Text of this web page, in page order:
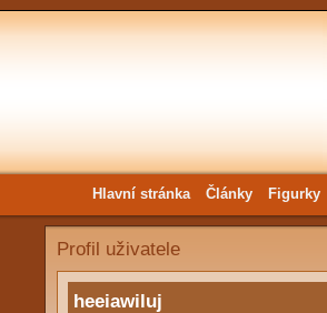
Hlavní stránka Články Figurky
Profil uživatele
heeiawiluj